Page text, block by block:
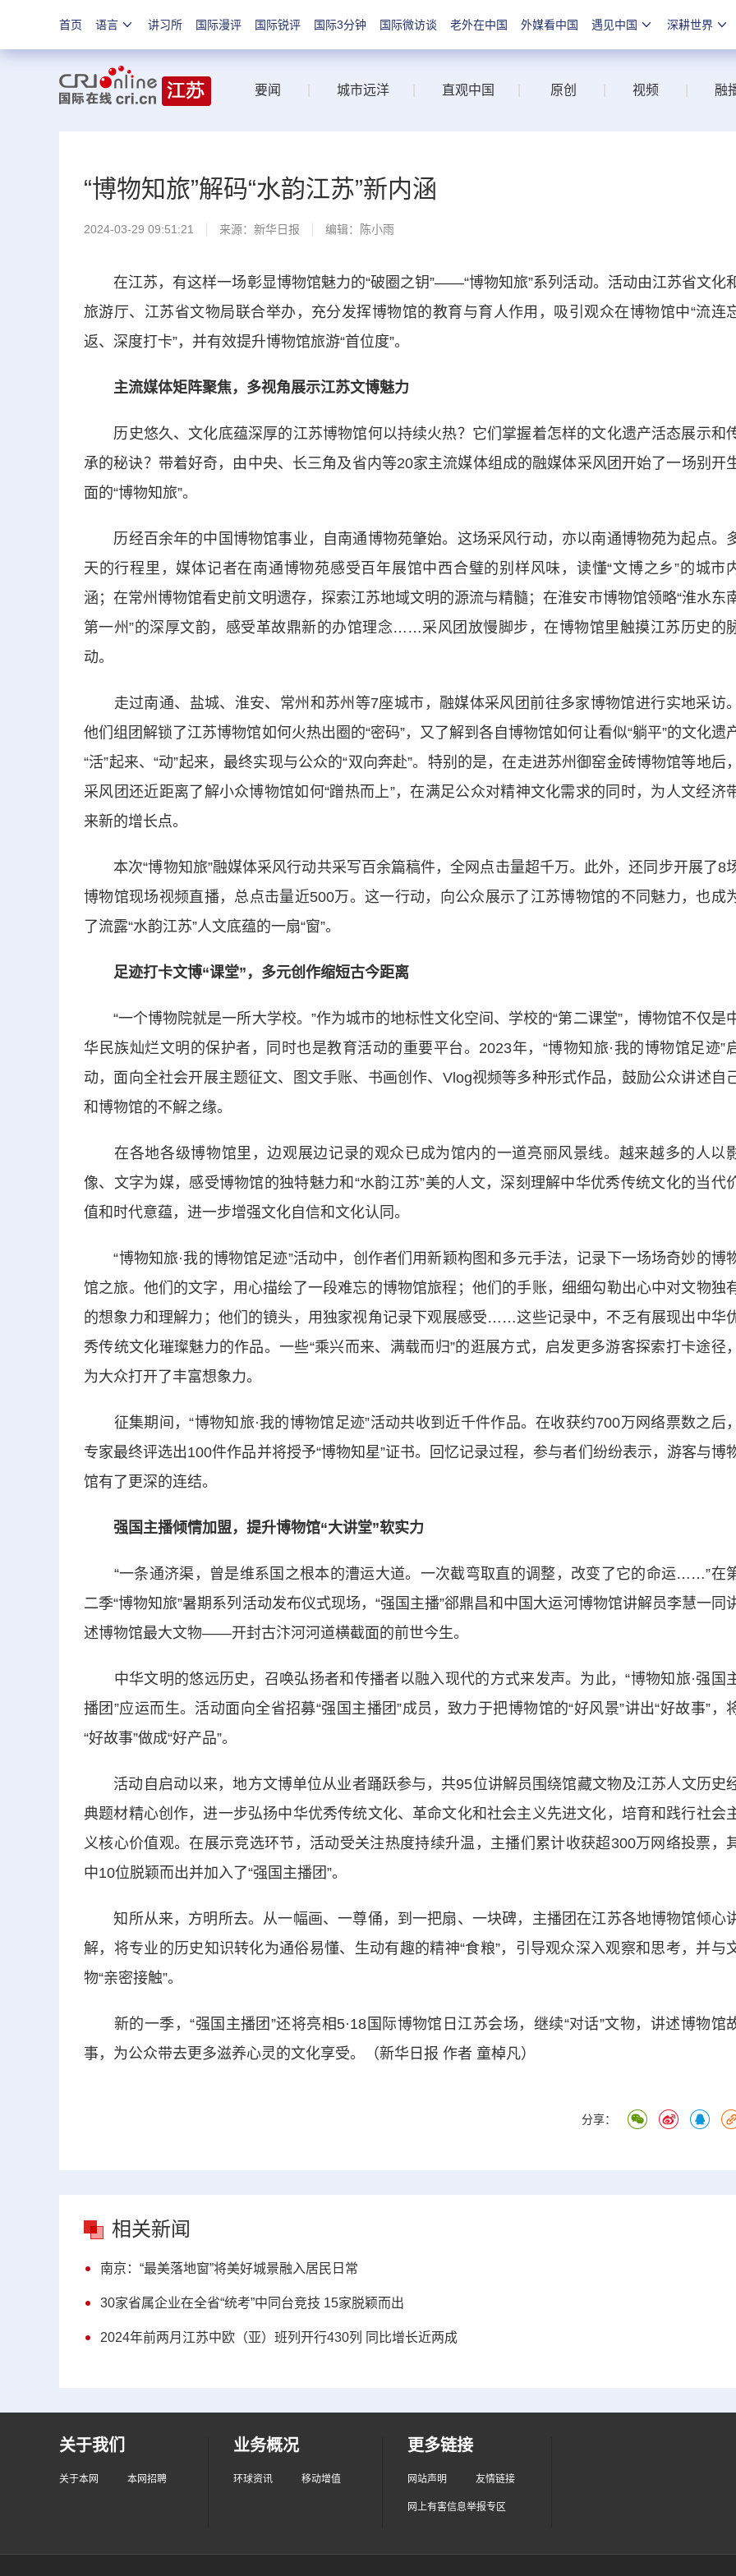
首页 语言 讲习所 国际漫评 国际锐评 国际3分钟 国际微访谈 老外在中国 外媒看中国 遇见中国 深耕世界
要闻 城市远洋 直观中国 原创 视频 融
“博物知旅”解码“水韵江苏”新内涵
2024-03-29 09:51:21 来源： 新华日报 编辑：陈小雨
在江苏，有这样一场彰显博物馆魅力的“破圈之钥”——“博物知旅”系列活动。活动由江苏省文化
旅游厅、江苏省文物局联合举办，充分发挥博物馆的教育与育人作用，吸引观众在博物馆中“流连
返、深度打卡”，并有效提升博物馆旅游“首位度”。
主流媒体矩阵聚焦，多视角展示江苏文博魅力
历史悠久、文化底蕴深厚的江苏博物馆何以持续火热？它们掌握着怎样的文化遗产活态展示和
承的秘诀？带着好奇，由中央、长三角及省内等20家主流媒体组成的融媒体采风团开始了一场别开
面的“博物知旅”。
历经百余年的中国博物馆事业，自南通博物苑肇始。这场采风行动，亦以南通博物苑为起点。
天的行程里，媒体记者在南通博物苑感受百年展馆中西合璧的别样风味，读懂“文博之乡”的城市
涵；在常州博物馆看史前文明遗存，探索江苏地域文明的源流与精髓；在淮安市博物馆领略“淮水东
第一州”的深厚文韵，感受革故鼎新的办馆理念……采风团放慢脚步，在博物馆里触摸江苏历史的
动。
走过南通、盐城、淮安、常州和苏州等7座城市，融媒体采风团前往多家博物馆进行实地采访。
他们组团解锁了江苏博物馆如何火热出圈的“密码”，又了解到各自博物馆如何让看似“躺平”的文化遗
“活”起来、“动”起来，最终实现与公众的“双向奔赴”。特别的是，在走进苏州御窑金砖博物馆等地后，
采风团还近距离了解小众博物馆如何“蹭热而上”，在满足公众对精神文化需求的同时，为人文经济
来新的增长点。
本次“博物知旅”融媒体采风行动共采写百余篇稿件，全网点击量超千万。此外，还同步开展了8
博物馆现场视频直播，总点击量近500万。这一行动，向公众展示了江苏博物馆的不同魅力，也成
了流露“水韵江苏”人文底蕴的一扇“窗”。
足迹打卡文博“课堂”，多元创作缩短古今距离
“一个博物院就是一所大学校。”作为城市的地标性文化空间、学校的“第二课堂”，博物馆不仅是
华民族灿烂文明的保护者，同时也是教育活动的重要平台。2023年，“博物知旅·我的博物馆足迹”
动，面向全社会开展主题征文、图文手账、书画创作、Vlog视频等多种形式作品，鼓励公众讲述自
和博物馆的不解之缘。
在各地各级博物馆里，边观展边记录的观众已成为馆内的一道亮丽风景线。越来越多的人以
像、文字为媒，感受博物馆的独特魅力和“水韵江苏”美的人文，深刻理解中华优秀传统文化的当代
值和时代意蕴，进一步增强文化自信和文化认同。
“博物知旅·我的博物馆足迹”活动中，创作者们用新颖构图和多元手法，记录下一场场奇妙的博
馆之旅。他们的文字，用心描绘了一段难忘的博物馆旅程；他们的手账，细细勾勒出心中对文物独
的想象力和理解力；他们的镜头，用独家视角记录下观展感受……这些记录中，不乏有展现出中华
秀传统文化璀璨魅力的作品。一些“乘兴而来、满载而归”的逛展方式，启发更多游客探索打卡途径，
为大众打开了丰富想象力。
征集期间，“博物知旅·我的博物馆足迹”活动共收到近千件作品。在收获约700万网络票数之后，
专家最终评选出100件作品并将授予“博物知星”证书。回忆记录过程，参与者们纷纷表示，游客与博
馆有了更深的连结。
强国主播倾情加盟，提升博物馆“大讲堂”软实力
“一条通济渠，曾是维系国之根本的漕运大道。一次截弯取直的调整，改变了它的命运……”在
二季“博物知旅”暑期系列活动发布仪式现场，“强国主播”郤鼎昌和中国大运河博物馆讲解员李慧一同
述博物馆最大文物——开封古汴河河道横截面的前世今生。
中华文明的悠远历史，召唤弘扬者和传播者以融入现代的方式来发声。为此，“博物知旅·强国
播团”应运而生。活动面向全省招募“强国主播团”成员，致力于把博物馆的“好风景”讲出“好故事”，
“好故事”做成“好产品”。
活动自启动以来，地方文博单位从业者踊跃参与，共95位讲解员围绕馆藏文物及江苏人文历史
典题材精心创作，进一步弘扬中华优秀传统文化、革命文化和社会主义先进文化，培育和践行社会
义核心价值观。在展示竞选环节，活动受关注热度持续升温，主播们累计收获超300万网络投票，
中10位脱颖而出并加入了“强国主播团”。
知所从来，方明所去。从一幅画、一尊俑，到一把扇、一块碑，主播团在江苏各地博物馆倾心
解，将专业的历史知识转化为通俗易懂、生动有趣的精神“食粮”，引导观众深入观察和思考，并与
物“亲密接触”。
新的一季，“强国主播团”还将亮相5·18国际博物馆日江苏会场，继续“对话”文物，讲述博物馆
事，为公众带去更多滋养心灵的文化享受。（新华日报 作者 童棹凡）
分享：
相关新闻
南京：“最美落地窗”将美好城景融入居民日常
30家省属企业在全省“统考”中同台竞技 15家脱颖而出
2024年前两月江苏中欧（亚）班列开行430列 同比增长近两成
关于我们
关于本网 本网招聘
业务概况
环球资讯 移动增值
更多链接
网站声明 友情链接
网上有害信息举报专区